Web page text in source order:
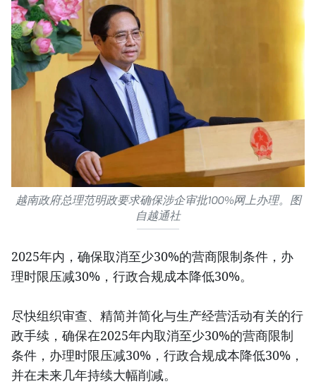
越南政府总理范明政要求确保涉企审批100%网上办理。图
自越通社
2025年内，确保取消至少30%的营商限制条件，办
理时限压减30%，行政合规成本降低30%。
尽快组织审查、精简并简化与生产经营活动有关的行
政手续，确保在2025年内取消至少30%的营商限制
条件，办理时限压减30%，行政合规成本降低30%，
并在未来几年持续大幅削减。